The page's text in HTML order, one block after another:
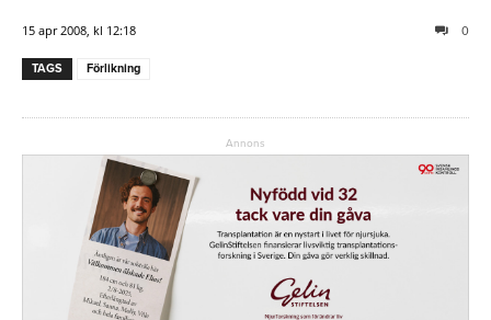
15 apr 2008, kl 12:18 0
TAGS Förlikning
Annons